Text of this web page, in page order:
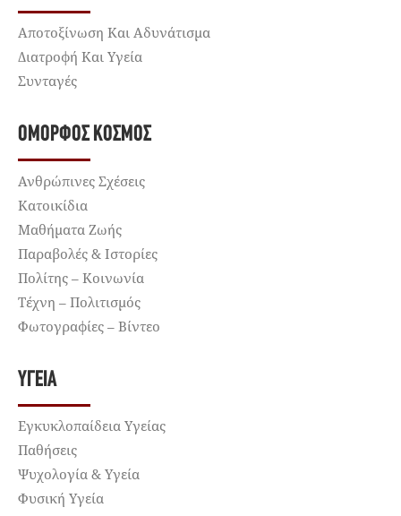
Αποτοξίνωση Και Αδυνάτισμα
Διατροφή Και Υγεία
Συνταγές
ΌΜΟΡΦΟΣ ΚΌΣΜΟΣ
Ανθρώπινες Σχέσεις
Κατοικίδια
Μαθήματα Ζωής
Παραβολές & Ιστορίες
Πολίτης – Κοινωνία
Τέχνη – Πολιτισμός
Φωτογραφίες – Βίντεο
ΥΓΕΊΑ
Εγκυκλοπαίδεια Υγείας
Παθήσεις
Ψυχολογία & Υγεία
Φυσική Υγεία